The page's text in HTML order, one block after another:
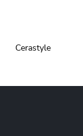
Cerastyle